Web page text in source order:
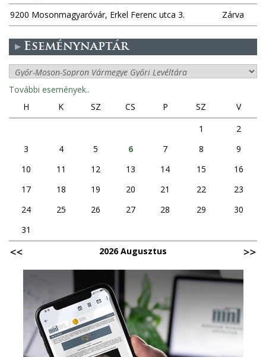
9200 Mosonmagyaróvár, Erkel Ferenc utca 3.
Zárva
Eseménynaptár
További események..
H
K SZ CS P SZ
V
1
2
3
4 5 6 7 8
9
10
11 12 13 14 15
16
17
18 19 20 21 22
23
24
25 26 27 28 29
30
31
2026 Augusztus